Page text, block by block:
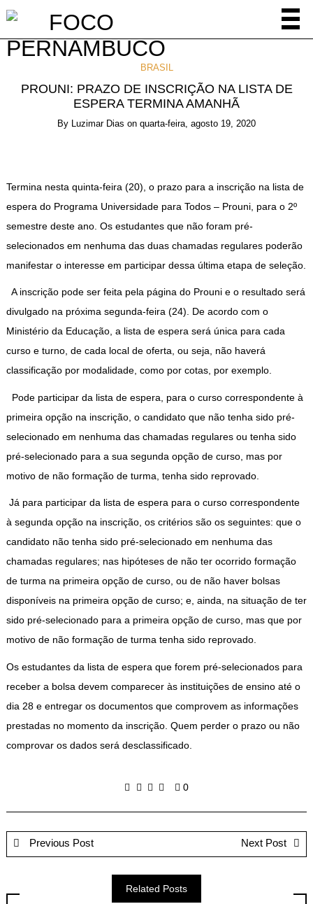
BRASIL
PROUNI: PRAZO DE INSCRIÇÃO NA LISTA DE
ESPERA TERMINA AMANHÃ
By Luzimar Dias on quarta-feira, agosto 19, 2020
Termina nesta quinta-feira (20), o prazo para a inscrição na lista de
espera do Programa Universidade para Todos – Prouni, para o 2º
semestre deste ano. Os estudantes que não foram pré-
selecionados em nenhuma das duas chamadas regulares poderão
manifestar o interesse em participar dessa última etapa de seleção.
A inscrição pode ser feita pela página do Prouni e o resultado será
divulgado na próxima segunda-feira (24). De acordo com o
Ministério da Educação, a lista de espera será única para cada
curso e turno, de cada local de oferta, ou seja, não haverá
classificação por modalidade, como por cotas, por exemplo.
Pode participar da lista de espera, para o curso correspondente à
primeira opção na inscrição, o candidato que não tenha sido pré-
selecionado em nenhuma das chamadas regulares ou tenha sido
pré-selecionado para a sua segunda opção de curso, mas por
motivo de não formação de turma, tenha sido reprovado.
Já para participar da lista de espera para o curso correspondente
à segunda opção na inscrição, os critérios são os seguintes: que o
candidato não tenha sido pré-selecionado em nenhuma das
chamadas regulares; nas hipóteses de não ter ocorrido formação
de turma na primeira opção de curso, ou de não haver bolsas
disponíveis na primeira opção de curso; e, ainda, na situação de ter
sido pré-selecionado para a primeira opção de curso, mas que por
motivo de não formação de turma tenha sido reprovado.
Os estudantes da lista de espera que forem pré-selecionados para
receber a bolsa devem comparecer às instituições de ensino até o
dia 28 e entregar os documentos que comprovem as informações
prestadas no momento da inscrição. Quem perder o prazo ou não
comprovar os dados será desclassificado.
0
Previous Post Next Post
Related Posts